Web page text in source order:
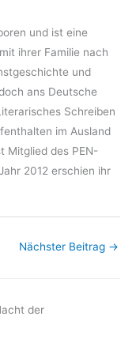
und ist eine
ihrer Familie nach
und
ans Deutsche
Schreiben
im Ausland
Mitglied des PEN-
2012 erschien ihr
Nächster Beitrag →
der